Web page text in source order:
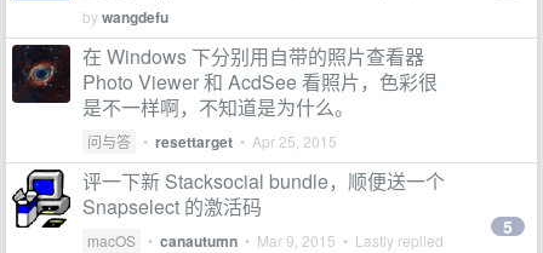
bywangdefu
在 Windows 下分别用自带的照片查看器
Photo Viewer 和 AcdSee 看照片，色彩很
是不一样啊，不知道是为什么。
问与答 • resettarget • Apr 25, 2015
评一下新 Stacksocial bundle，顺便送一个
Snapselect 的激活码
macOS • canautumn • Mar 9, 2015 • Lastly replied
5